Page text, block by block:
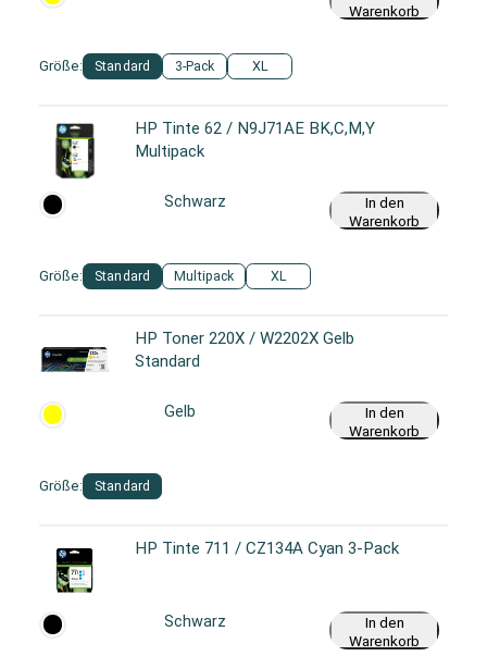
Größe: Standard 3-Pack XL
Warenkorb
HP Tinte 62 / N9J71AE BK,C,M,Y
Multipack
Größe: Standard Multipack XL
Schwarz
In den
Warenkorb
HP Toner 220X / W2202X Gelb
Standard
Größe: Standard
Gelb
In den
Warenkorb
HP Tinte 711 / CZ134A Cyan 3-Pack
Schwarz
In den
Warenkorb